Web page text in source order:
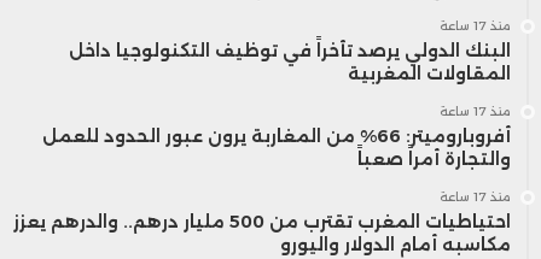
منذ 17 ساعة
البنك الدولي يرصد تأخراً في توظيف التكنولوجيا داخل
المقاولات المغربية
منذ 17 ساعة
أفروباروميتر: 66% من المغاربة يرون عبور الحدود للعمل
والتجارة أمراً صعباً
منذ 17 ساعة
احتياطيات المغرب تقترب من 500 مليار درهم.. والدرهم يعزز
مكاسبه أمام الدولار واليورو